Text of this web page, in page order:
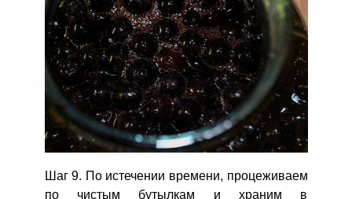
Шаг 9. По истечении времени, процеживаем
по чистым бутылкам и храним в